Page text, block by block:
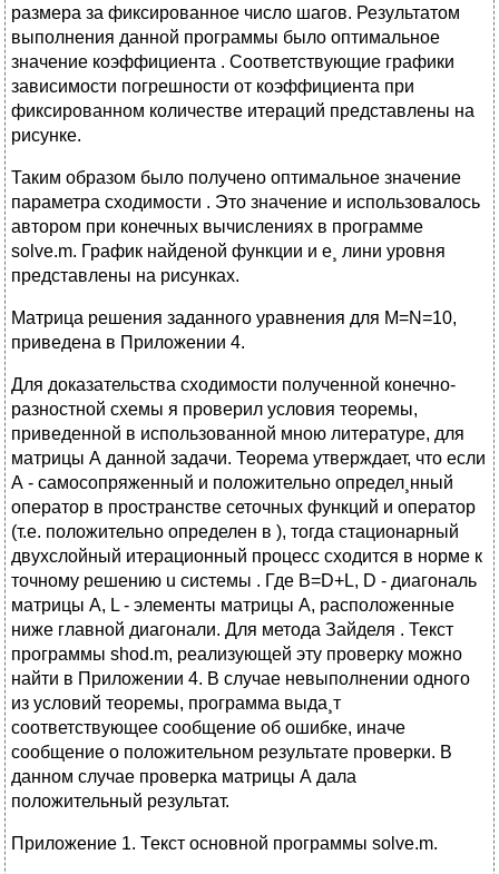
размера за фиксированное число шагов. Результатом
выполнения данной программы было оптимальное
значение коэффициента . Соответствующие графики
зависимости погрешности от коэффициента при
фиксированном количестве итераций представлены на
рисунке.
Таким образом было получено оптимальное значение
параметра сходимости . Это значение и использовалось
автором при конечных вычислениях в программе
solve.m. График найденой функции и е¸ лини уровня
представлены на рисунках.
Матрица решения заданного уравнения для M=N=10,
приведена в Приложении 4.
Для доказательства сходимости полученной конечно-
разностной схемы я проверил условия теоремы,
приведенной в использованной мною литературе, для
матрицы А данной задачи. Теорема утверждает, что если
А - самосопряженный и положительно определ¸нный
оператор в пространстве сеточных функций и оператор
(т.е. положительно определен в ), тогда стационарный
двухслойный итерационный процесс сходится в норме к
точному решению u системы . Где B=D+L, D - диагональ
матрицы А, L - элементы матрицы А, расположенные
ниже главной диагонали. Для метода Зайделя . Текст
программы shod.m, реализующей эту проверку можно
найти в Приложении 4. В случае невыполнении одного
из условий теоремы, программа выда¸т
соответствующее сообщение об ошибке, иначе
сообщение о положительном результате проверки. В
данном случае проверка матрицы А дала
положительный результат.
Приложение 1. Текст основной программы solve.m.